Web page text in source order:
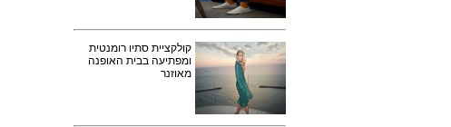
קולקציית סתיו רומנטית
ומפתיעה בבית האופנה
מאוזנר